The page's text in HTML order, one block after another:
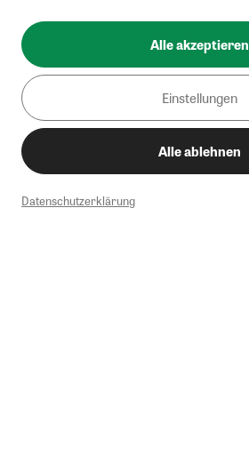
Alle akzeptieren
Einstellungen
Alle ablehnen
Datenschutzerklärung